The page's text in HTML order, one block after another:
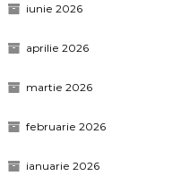
iunie 2026
aprilie 2026
martie 2026
februarie 2026
ianuarie 2026